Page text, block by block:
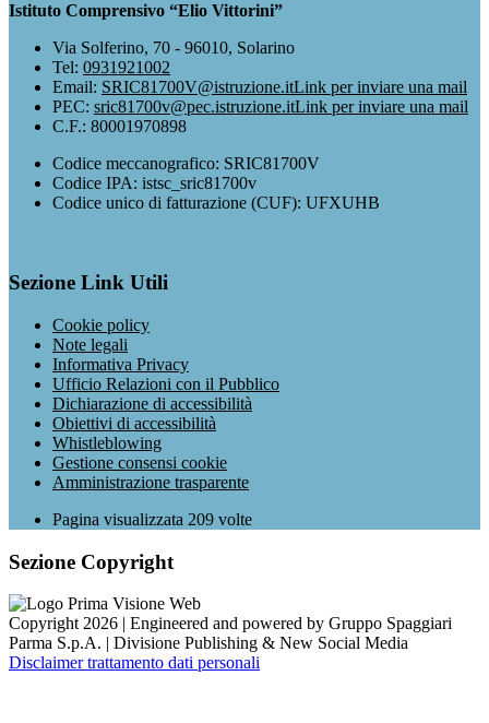
Istituto Comprensivo “Elio Vittorini”
Via Solferino, 70 - 96010, Solarino
Tel: 0931921002
Email: SRIC81700V@istruzione.itLink per inviare una mail
PEC: sric81700v@pec.istruzione.itLink per inviare una mail
C.F.: 80001970898
Codice meccanografico: SRIC81700V
Codice IPA: istsc_sric81700v
Codice unico di fatturazione (CUF): UFXUHB
Sezione Link Utili
Cookie policy
Note legali
Informativa Privacy
Ufficio Relazioni con il Pubblico
Dichiarazione di accessibilità
Obiettivi di accessibilità
Whistleblowing
Gestione consensi cookie
Amministrazione trasparente
Pagina visualizzata 209 volte
Sezione Copyright
Copyright 2026 | Engineered and powered by Gruppo Spaggiari
Parma S.p.A. | Divisione Publishing & New Social Media
Disclaimer trattamento dati personali